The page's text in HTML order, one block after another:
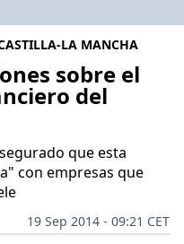
LA MANCHA
sobre el
del
que esta
con empresas que
19 Sep 2014 - 09:21 CET